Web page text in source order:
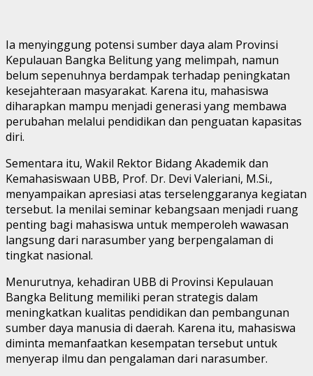
Ia menyinggung potensi sumber daya alam Provinsi
Kepulauan Bangka Belitung yang melimpah, namun
belum sepenuhnya berdampak terhadap peningkatan
kesejahteraan masyarakat. Karena itu, mahasiswa
diharapkan mampu menjadi generasi yang membawa
perubahan melalui pendidikan dan penguatan kapasitas
diri.
Sementara itu, Wakil Rektor Bidang Akademik dan
Kemahasiswaan UBB, Prof. Dr. Devi Valeriani, M.Si.,
menyampaikan apresiasi atas terselenggaranya kegiatan
tersebut. Ia menilai seminar kebangsaan menjadi ruang
penting bagi mahasiswa untuk memperoleh wawasan
langsung dari narasumber yang berpengalaman di
tingkat nasional.
Menurutnya, kehadiran UBB di Provinsi Kepulauan
Bangka Belitung memiliki peran strategis dalam
meningkatkan kualitas pendidikan dan pembangunan
sumber daya manusia di daerah. Karena itu, mahasiswa
diminta memanfaatkan kesempatan tersebut untuk
menyerap ilmu dan pengalaman dari narasumber.